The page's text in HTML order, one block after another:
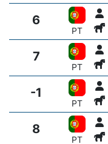
6
PT
7
PT
-1
PT
8
PT